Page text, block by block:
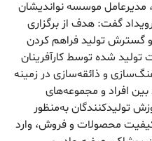
مدیرعامل موسسه نواندیشان
گفت: هدف از برگزاری
و گسترش تولید فراهم کردن
شده توسط کارآفرینان
و ذائقه‌سازی در زمینه
افراد و مجموعه­‌های
تولیدکنندگان به‌منظور
محصولات و فروش، وارد